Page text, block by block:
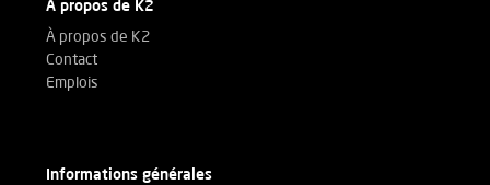
À propos de K2
À propos de K2
Contact
Emplois
Informations générales